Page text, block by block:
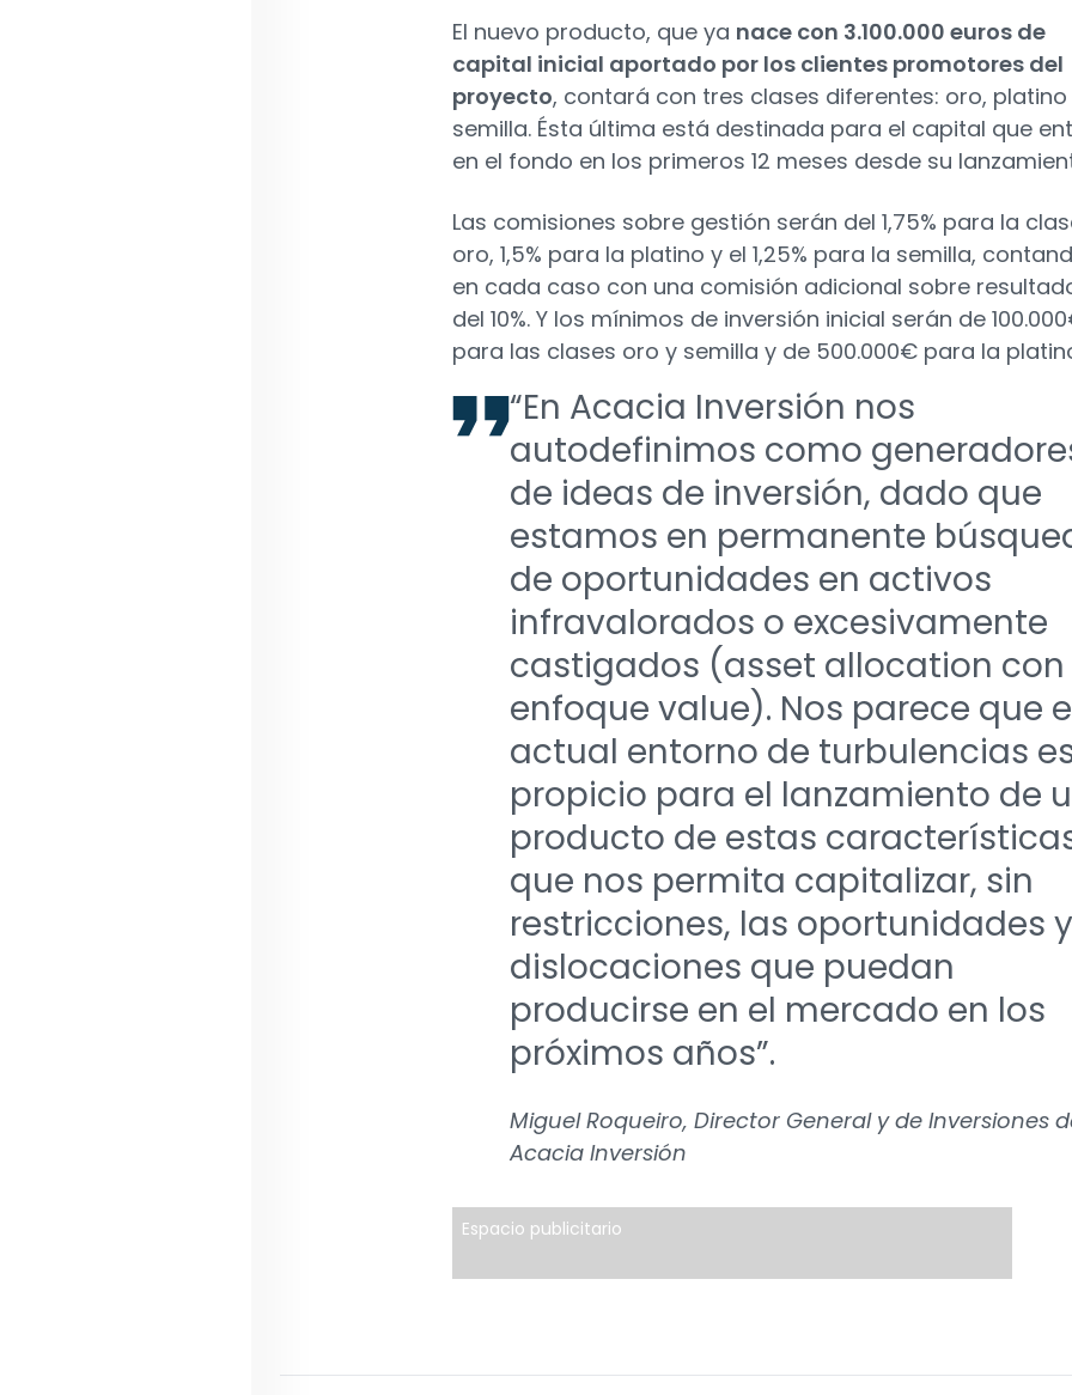
El nuevo producto, que ya nace con 3.100.000 euros de
capital inicial aportado por los clientes promotores del
proyecto, contará con tres clases diferentes: oro, platino
semilla. Ésta última está destinada para el capital que
en el fondo en los primeros 12 meses desde su
Las comisiones sobre gestión serán del 1,75% para la
oro, 1,5% para la platino y el 1,25% para la semilla,
en cada caso con una comisión adicional sobre
del 10%. Y los mínimos de inversión inicial serán de
para las clases oro y semilla y de 500.000€ para la
“En Acacia Inversión nos
autodefinimos como
de ideas de inversión, dado que
estamos en permanente
de oportunidades en activos
infravalorados o excesivamente
castigados (asset allocation con
enfoque value). Nos parece que
actual entorno de turbulencias
propicio para el lanzamiento de
producto de estas
que nos permita capitalizar, sin
restricciones, las oportunidades y
dislocaciones que puedan
producirse en el mercado en los
próximos años”.
Miguel Roqueiro, Director General y de Inversiones
Acacia Inversión
Espacio publicitario